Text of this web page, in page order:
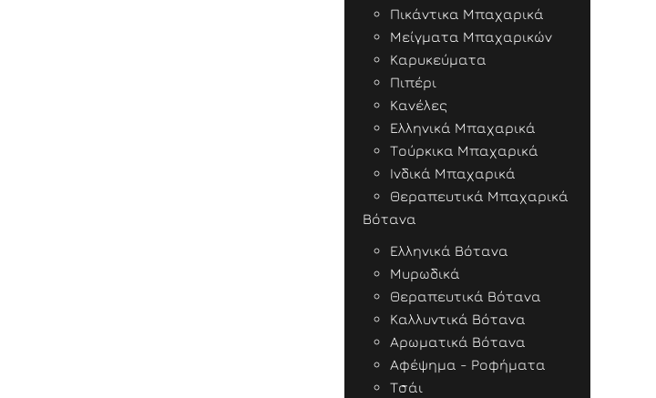
Πικάντικα Μπαχαρικά
Μείγματα Μπαχαρικών
Καρυκεύματα
Πιπέρι
Κανέλες
Ελληνικά Μπαχαρικά
Τούρκικα Μπαχαρικά
Ινδικά Μπαχαρικά
Θεραπευτικά Μπαχαρικά
Βότανα
Ελληνικά Βότανα
Μυρωδικά
Θεραπευτικά Βότανα
Καλλυντικά Βότανα
Αρωματικά Βότανα
Αφέψημα - Ροφήματα
Τσάι